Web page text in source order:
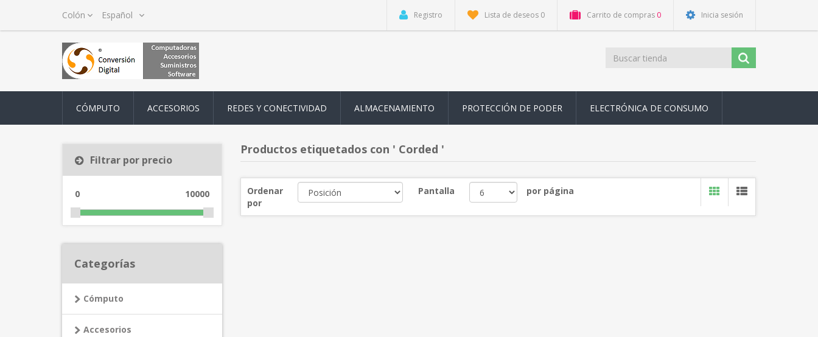
Registro Lista de deseos 0 Carrito de compras 0 Inicia sesión
CÓMPUTO ACCESORIOS REDES Y CONECTIVIDAD ALMACENAMIENTO PROTECCIÓN DE PODER ELECTRÓNICA DE CONSUMO
Filtrar por precio
0 10000
Categorías
Cómputo
Accesorios
Productos etiquetados con ' Corded '
Ordenar
por
Pantalla por página